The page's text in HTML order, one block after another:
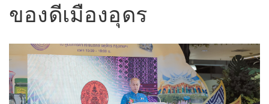
ของดีเมืองอุดร